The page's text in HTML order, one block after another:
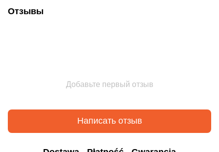
Отзывы
Добавьте первый отзыв
Написать отзыв